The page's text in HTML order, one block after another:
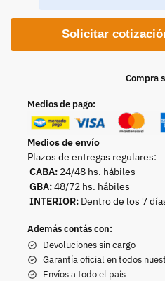
Solicitar
Compra
Medios de pago:
Medios de envío
Plazos de entregas regulares:
CABA: 24/48 hs. hábiles
GBA:48/72 hs. hábiles
INTERIOR:Dentro de los 7
Además contás con:
Devoluciones sin cargo
Garantía oficial en todos
Envíos a todo el país